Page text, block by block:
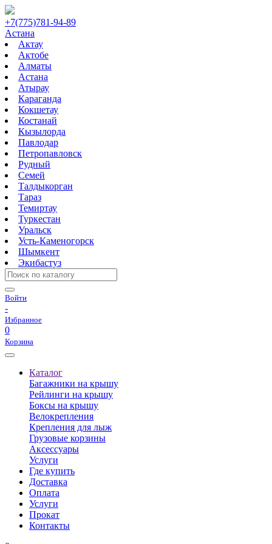
+7(775)781-94-89
Астана
Актау
Актобе
Алматы
Астана
Атырау
Караганда
Кокшетау
Костанай
Кызылорда
Павлодар
Петропавловск
Рудный
Семей
Талдыкорган
Тараз
Темиртау
Туркестан
Уральск
Усть-Каменогорск
Шымкент
Экибастуз
Войти
-
Избранное
0
Корзина
Каталог
Багажники на крышу
Рейлинги на крышу
Боксы на крышу
Велокрепления
Крепления для лыж
Грузовые корзины
Аксессуары
Услуги
Где купить
Доставка
Оплата
Услуги
Прокат
Контакты